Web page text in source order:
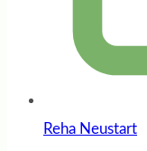
Reha Neustart